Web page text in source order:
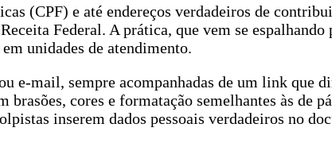
(CPF) e até endereços verdadeiros de
Federal. A prática, que vem se espalhando
unidades de atendimento.
e-mail, sempre acompanhadas de um link que
cores e formatação semelhantes às de
inserem dados pessoais verdadeiros no